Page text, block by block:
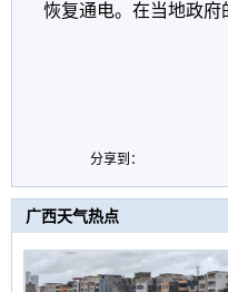
恢复通电。在当地政
分享到：
广西天气热点